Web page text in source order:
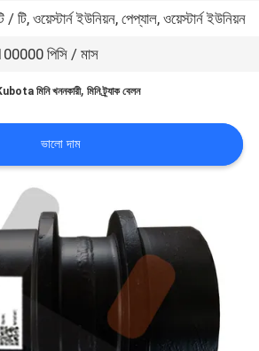
/ টি, ওয়েস্টার্ন ইউনিয়ন, পেপ্যাল, ওয়েস্টার্ন ইউনিয়ন
পিসি / মাস
মিনি খননকারী,মিনি ট্র্যাক বেলন
ভালো দাম